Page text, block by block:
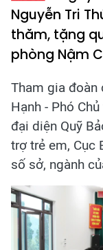
Nguyễn Tri
thăm, tặng
phòng Nậm
Tham gia đoàn
Hạnh - Phó
đại diện Quỹ
trợ trẻ em, Cục
số sở, ngành